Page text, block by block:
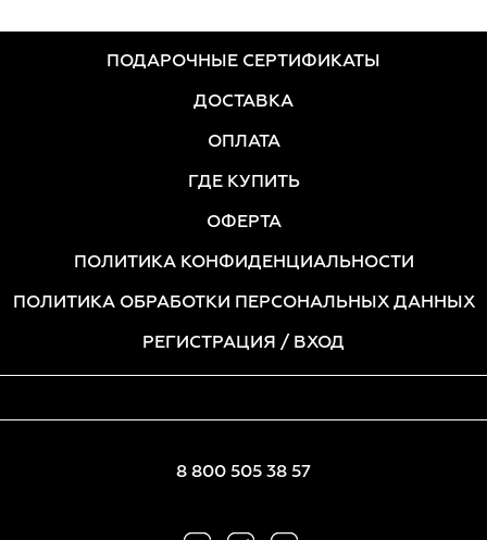
ПОДАРОЧНЫЕ СЕРТИФИКАТЫ
ДОСТАВКА
ОПЛАТА
ГДЕ КУПИТЬ
ОФЕРТА
ПОЛИТИКА КОНФИДЕНЦИАЛЬНОСТИ
ПОЛИТИКА ОБРАБОТКИ ПЕРСОНАЛЬНЫХ ДАННЫХ
РЕГИСТРАЦИЯ / ВХОД
8 800 505 38 57